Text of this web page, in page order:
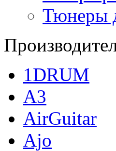
Тюнеры
1DRUM
A3
AirGuitar
Ajo